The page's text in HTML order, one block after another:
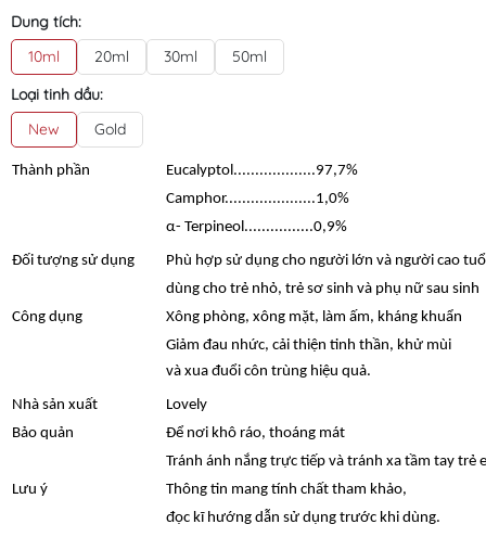
Dung tích:
10ml
20ml 30ml
50ml
Loại tinh dầu:
New
Gold
Thành phần
Eucalyptol...................97,7%
Camphor.....................1,0%
α- Terpineol................0,9%
Đối tượng sử dụng
Phù hợp sử dụng cho người lớn và người cao
dùng cho trẻ nhỏ, trẻ sơ sinh và phụ nữ sau sinh
Công dụng
Xông phòng, xông mặt, làm ấm, kháng khuẩn
Giảm đau nhức, cải thiện tinh thần, khử mùi
và xua đuổi côn trùng hiệu quả.
Nhà sản xuất
Lovely
Bảo quản
Để nơi khô ráo, thoáng mát
Tránh ánh nắng trực tiếp và tránh xa tầm tay trẻ
Lưu ý
Thông tin mang tính chất tham khảo,
đọc kĩ hướng dẫn sử dụng trước khi dùng.